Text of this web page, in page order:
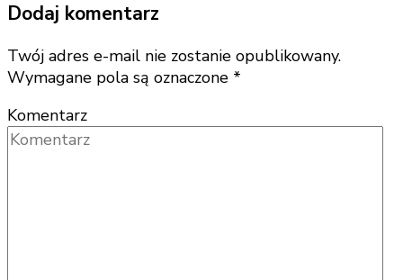
Dodaj komentarz
Twój adres e-mail nie zostanie opublikowany.
Wymagane pola są oznaczone *
Komentarz